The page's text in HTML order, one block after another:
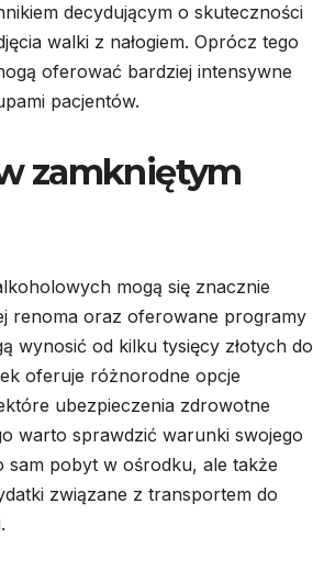
decydującym o skuteczności
walki z nałogiem. Oprócz tego
oferować bardziej intensywne
pacjentów.
zamkniętym
mogą się znacznie
renoma oraz oferowane programy
wynosić od kilku tysięcy złotych do
oferuje różnorodne opcje
ubezpieczenia zdrowotne
warto sprawdzić warunki swojego
sam pobyt w ośrodku, ale także
związane z transportem do